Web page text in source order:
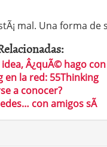
mal. Una forma
Â¿quÃ© hago con
en la red: 55Thinking
a conocer?
con amigos sÃ­